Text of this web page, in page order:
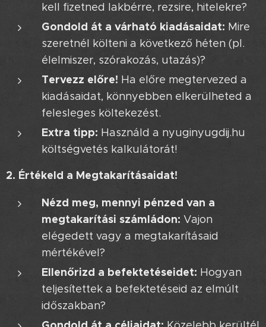
kell fizetned lakbérre, rezsire, hitelekre?
Gondold át a várható kiadásaidat: Mire
szeretnél költeni a következő héten (pl.
élelmiszer, szórakozás, utazás)?
Tervezz előre! Ha előre megtervezed a
kiadásaidat, könnyebben elkerülheted a
felesleges költekezést.
Extra tipp: Használd a nyuginyugdij.hu
költségvetés kalkulátorát! 😉
2. Értékeld a Megtakarításaidat!
Nézd meg, mennyi pénzed van a
megtakarítási számládon: Vajon
elégedett vagy a megtakarításaid
mértékével?
Ellenőrizd a befektetéseidet: Hogyan
teljesítettek a befektetéseid az elmúlt
időszakban?